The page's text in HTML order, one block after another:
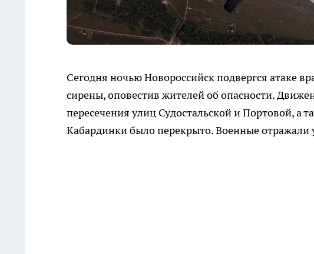
Сегодня ночью Новороссийск подвергся атаке
сирены, оповестив жителей об опасности.
пересечения улиц Судостальской и Портовой, а
Кабардинки было перекрыто. Военные отражали